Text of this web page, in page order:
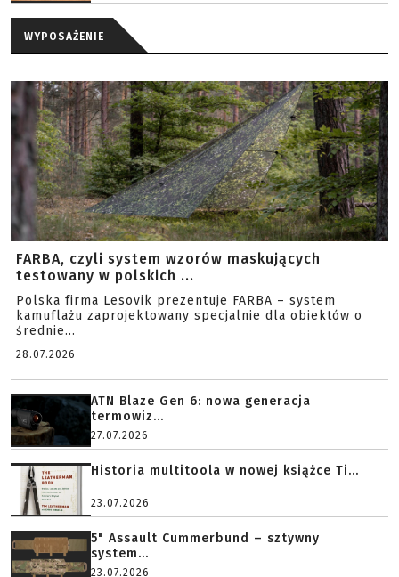
WYPOSAŻENIE
FARBA, czyli system wzorów maskujących
testowany w polskich ...
Polska firma Lesovik prezentuje FARBA – system
kamuflażu zaprojektowany specjalnie dla obiektów o
średnie...
28.07.2026
ATN Blaze Gen 6: nowa generacja
termowiz...
27.07.2026
Historia multitoola w nowej książce Ti...
23.07.2026
5" Assault Cummerbund – sztywny
system...
23.07.2026